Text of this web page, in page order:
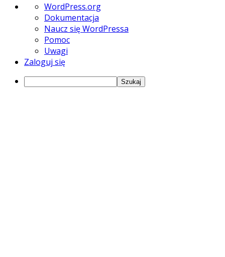
WordPressie
WordPress.org
Dokumentacja
Naucz się WordPressa
Pomoc
Uwagi
Zaloguj się
Szukaj